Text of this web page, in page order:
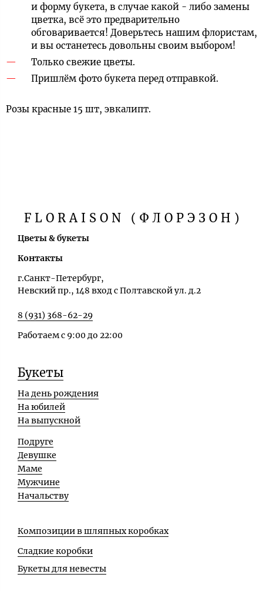
и форму букета, в случае какой - либо замены
цветка, всё это предварительно
обговаривается! Доверьтесь нашим флористам,
и вы останетесь довольны своим выбором!
Только свежие цветы.
Пришлём фото букета перед отправкой.
Розы красные 15 шт, эвкалипт.
FLORAISON (ФЛОРЭЗОН)
Цветы & букеты
Контакты
г.Санкт-Петербург,
Невский пр., 148 вход с Полтавской ул. д.2
8 (931) 368-62-29
Работаем с 9:00 до 22:00
Букеты
На день рождения
На юбилей
На выпускной
Подруге
Девушке
Маме
Мужчине
Начальству
Композиции в шляпных коробках
Сладкие коробки
Букеты для невесты